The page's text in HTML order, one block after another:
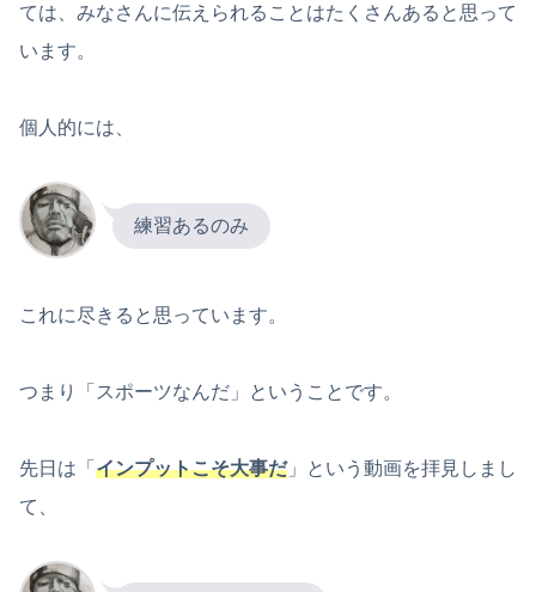
ては、みなさんに伝えられることはたくさんあると思って
います。
個人的には、
練習あるのみ
これに尽きると思っています。
つまり「スポーツなんだ」ということです。
先日は「 インプットこそ大事だ」という動画を拝見しまし
て、